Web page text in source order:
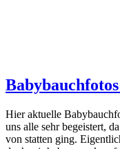
Hier aktuelle
uns alle sehr begeistert,
von statten ging.